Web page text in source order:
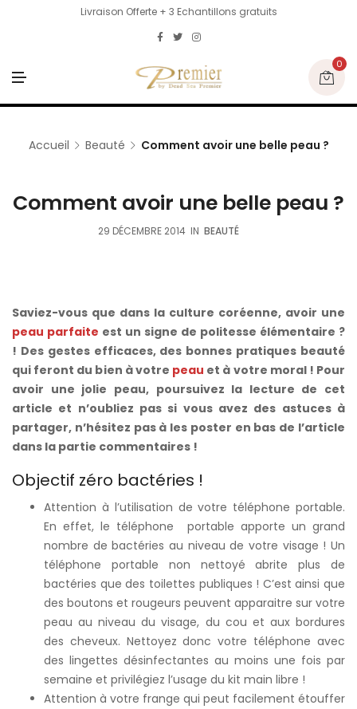
Livraison Offerte + 3 Echantillons gratuits
N
U
0
Accueil Beauté Comment avoir une belle peau ?
Comment avoir une belle peau ?
29 DÉCEMBRE 2014 IN BEAUTÉ
Saviez-vous que dans la culture coréenne, avoir une
peau parfaite est un signe de politesse élémentaire ?
! Des gestes efficaces, des bonnes pratiques beauté
qui feront du bien à votre peau et à votre moral ! Pour
avoir une jolie peau, poursuivez la lecture de cet
article et n’oubliez pas si vous avez des astuces à
partager, n’hésitez pas à les poster en bas de l’article
dans la partie commentaires !
Objectif zéro bactéries !
Attention à l’utilisation de votre téléphone portable.
En effet, le téléphone portable apporte un grand
nombre de bactéries au niveau de votre visage ! Un
téléphone portable non nettoyé abrite plus de
bactéries que des toilettes publiques ! C’est ainsi que
des boutons et rougeurs peuvent apparaitre sur votre
peau au niveau du visage, du cou et aux bordures
des cheveux. Nettoyez donc votre téléphone avec
des lingettes désinfectantes au moins une fois par
semaine et privilégiez l’usage du kit main libre !
Attention à votre frange qui peut facilement étouffer